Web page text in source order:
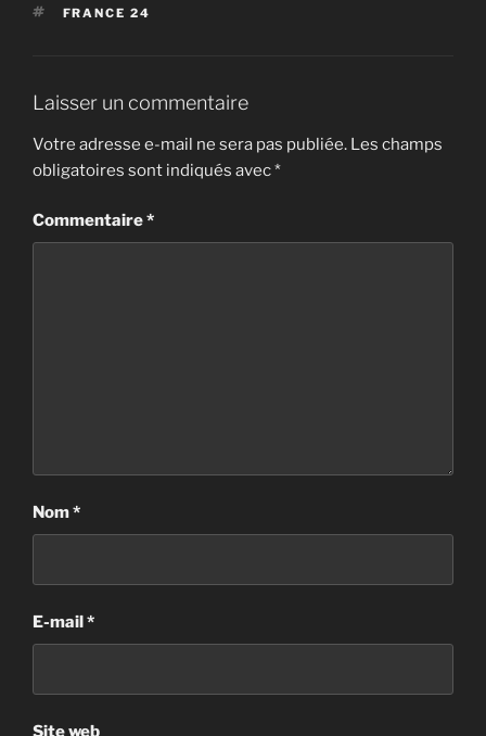
ÉTIQUETTES
FRANCE 24
Laisser un commentaire
Votre adresse e-mail ne sera pas publiée. Les champs
obligatoires sont indiqués avec*
Commentaire*
Nom*
E-mail*
Site web